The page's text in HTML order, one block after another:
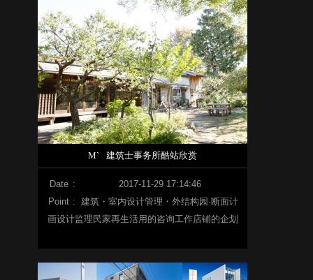
M` 建筑士事务所酷站欣赏
Date :
2017-11-29 17:14:46
Point : 建筑・室内设计管理・外结构园·断面计
画设计监理民家再生活用的咨询工作店铺的企划